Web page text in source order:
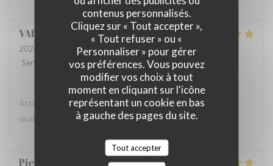
contenus personnalisés.
Cliquez sur « Tout accepter »,
« Tout refuser » ou «
Personnaliser » pour gérer
vos préférences. Vous pouvez
modifier vos choix à tout
moment en cliquant sur l'icône
représentant un cookie en bas
à gauche des pages du site.
Tout accepter
VALENTIN C
2026-07-09
- 12:30 - Couverts 2
Service
Ambiance:5/5 Cuisine:5/5 Qualité / Prix
Attention professionnelle, gastronomie de très bonne
qualité, prix modéré.
Pierre